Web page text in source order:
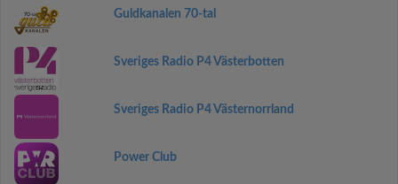
Guldkanalen 70-tal
Sveriges Radio P4 Västerbotten
Sveriges Radio P4 Västernorrland
Power Club